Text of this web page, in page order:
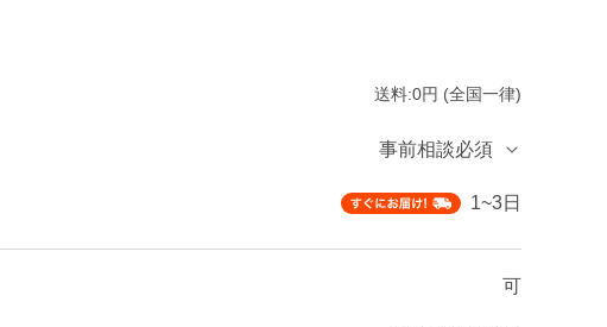
送料:0円 (全国一律)
事前相談必須
1~3日
可